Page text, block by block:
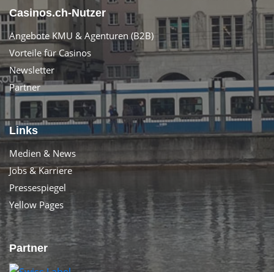
Casinos.ch-Nutzer
Angebote KMU & Agenturen (B2B)
Vorteile für Casinos
Newsletter
Partner
Links
Medien & News
Jobs & Karriere
Pressespiegel
Yellow Pages
Partner